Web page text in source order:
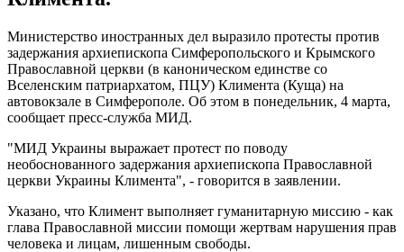
Министерство иностранных дел выразило протесты против
задержания архиепископа Симферопольского и Крымского
Православной церкви (в каноническом единстве со
Вселенским патриархатом, ПЦУ) Климента (Куща) на
автовокзале в Симферополе. Об этом в понедельник, 4 марта,
сообщает пресс-служба МИД.
"МИД Украины выражает протест по поводу
необоснованного задержания архиепископа Православной
церкви Украины Климента", - говорится в заявлении.
Указано, что Климент выполняет гуманитарную миссию - как
глава Православной миссии помощи жертвам нарушения прав
человека и лицам, лишенным свободы.